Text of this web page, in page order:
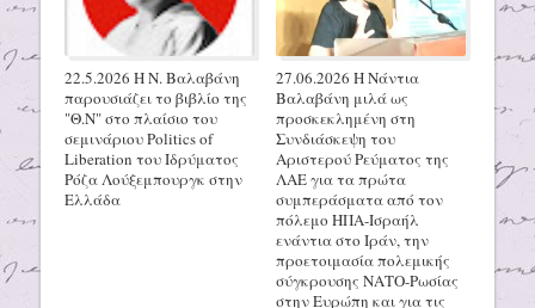
22.5.2026 H N. Βαλαβάνη
παρουσιάζει το βιβλίο της
"Θ.Ν" στο πλαίσιο του
σεμινάριου Politics of
Liberation του Ιδρύματος
Ρόζα Λούξεμπουργκ στην
Ελλάδα
27.06.2026 H Νάντια
Βαλαβάνη μιλά ως
προσκεκλημένη στη
Συνδιάσκεψη του
Αριστερού Ρεύματος της
ΛΑΕ για τα πρώτα
συμπεράσματα από τον
πόλεμο ΗΠΑ-Ισραήλ
ενάντια στο Ιράν, την
προετοιμασία πολεμικής
σύγκρουσης ΝΑΤΟ-Ρωσίας
στην Ευρώπη και για τις